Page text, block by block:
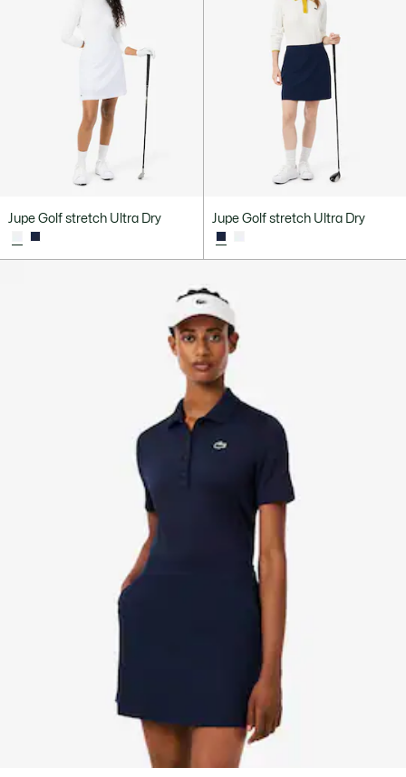
Jupe Golf stretch Ultra Dry Jupe Golf stretch Ultra Dry